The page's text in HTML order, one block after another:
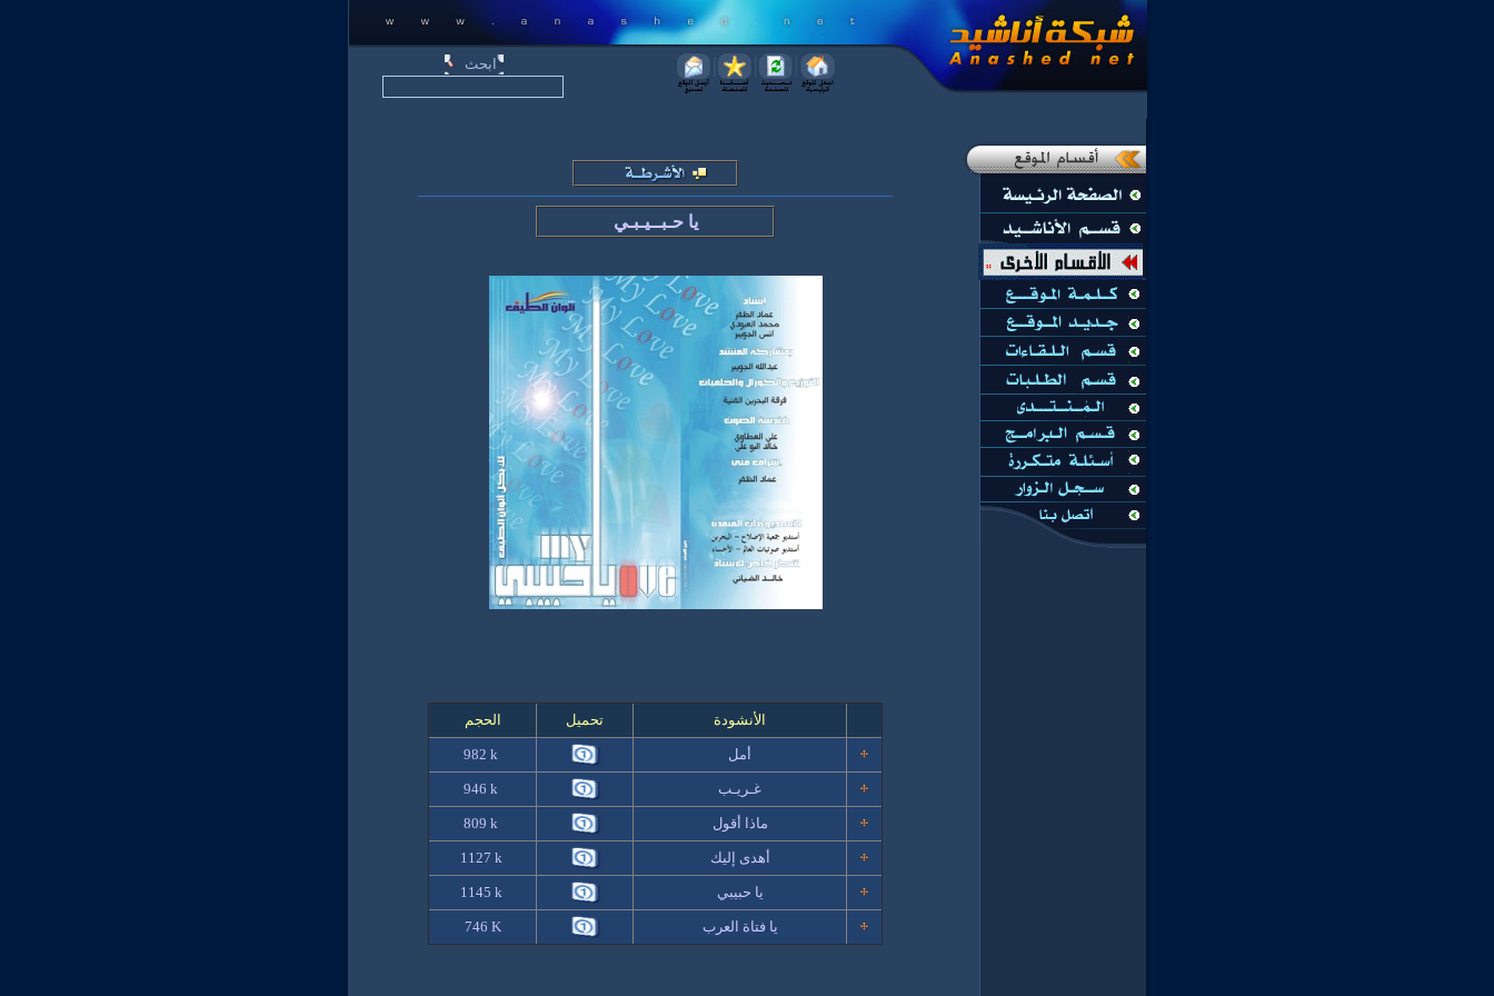
يا حـبــيـبـي
الحجم تحميل الأنشودة
982 k أمل
946 k غـريـب
809 k ماذا أقول
1127 k أهدى إليك
1145 k يا حبيبي
746 K يا فتاة العرب